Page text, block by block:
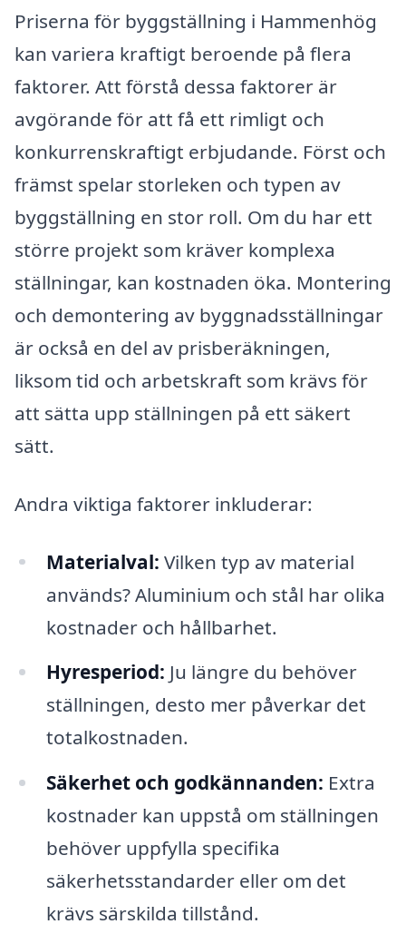
Priserna för byggställning i Hammenhög
kan variera kraftigt beroende på flera
faktorer. Att förstå dessa faktorer är
avgörande för att få ett rimligt och
konkurrenskraftigt erbjudande. Först och
främst spelar storleken och typen av
byggställning en stor roll. Om du har ett
större projekt som kräver komplexa
ställningar, kan kostnaden öka. Montering
och demontering av byggnadsställningar
är också en del av prisberäkningen,
liksom tid och arbetskraft som krävs för
att sätta upp ställningen på ett säkert
sätt.
Andra viktiga faktorer inkluderar:
Materialval: Vilken typ av material
används? Aluminium och stål har olika
kostnader och hållbarhet.
Hyresperiod: Ju längre du behöver
ställningen, desto mer påverkar det
totalkostnaden.
Säkerhet och godkännanden: Extra
kostnader kan uppstå om ställningen
behöver uppfylla specifika
säkerhetsstandarder eller om det
krävs särskilda tillstånd.